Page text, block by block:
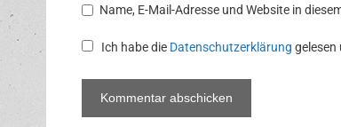
Name, E-Mail-Adresse und Website in
Ich habe die Datenschutzerklärung gelesen